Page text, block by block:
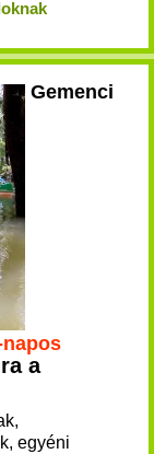
Gemenci
a
egyéni